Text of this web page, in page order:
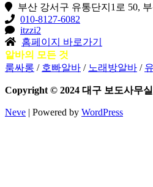
부산 강서구 유통단지1로 50,
010-8127-6082
itzzi2
홈페이지 바로가기
알바의 모든 것
룸싸롱 / 호빠알바 / 노래방알바 /
Copyright © 2024 대구 보도사무
Neve | Powered by WordPress